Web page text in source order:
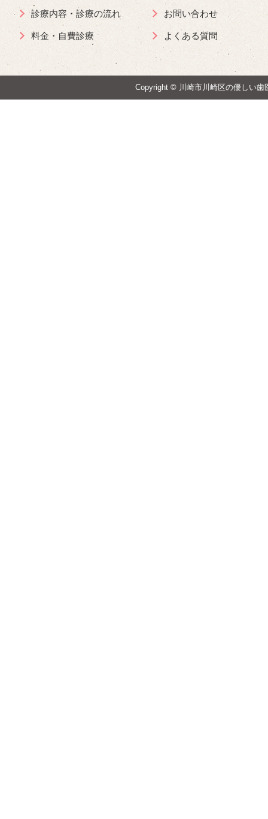
診療内容・診療の流れ
料金・自費診療
お問い合わせ
よくある質問
Copyright © 川崎市川崎区の優しい